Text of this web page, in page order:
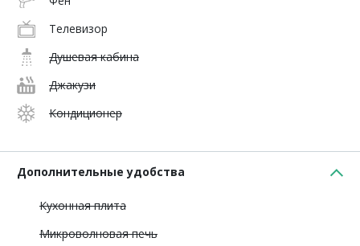
Телевизор
Душевая кабина
Джакузи
Кондиционер
Дополнительные удобства
Кухонная плита
Микроволновая печь